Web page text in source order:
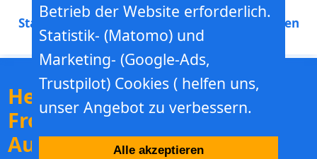
Start Baumschneiden
Betrieb der Website erforderlich.
Statistik- (Matomo) und
Marketing- (Google-Ads,
Trustpilot) Cookies ( helfen uns,
unser Angebot zu verbessern.
Alle akzeptieren
Hebebühnenverleih für
Frontstapler in München -
Augsburg - Landsberg